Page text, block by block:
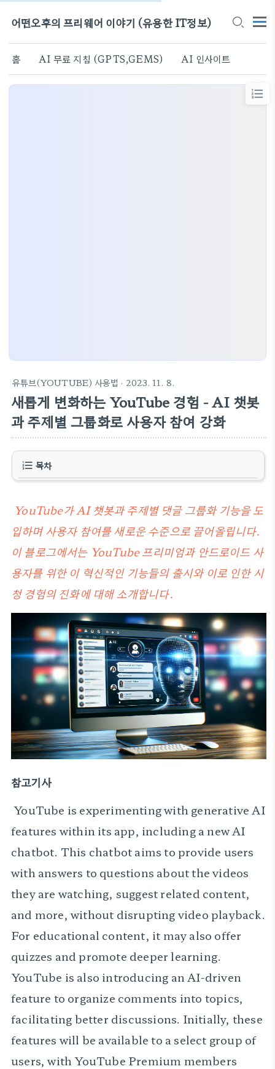
어떤오후의 프리웨어 이야기 (유용한 IT정보)
홈 AI 무료 지침 (GPTS,GEMS) AI 인사이트
유튜브(YOUTUBE) 사용법 · 2023. 11. 8.
새롭게 변화하는 YouTube 경험 - AI 챗봇
과 주제별 그룹화로 사용자 참여 강화
목차
YouTube가 AI 챗봇과 주제별 댓글 그룹화 기능을 도
입하며 사용자 참여를 새로운 수준으로 끌어올립니다.
이 블로그에서는 YouTube 프리미엄과 안드로이드 사
용자를 위한 이 혁신적인 기능들의 출시와 이로 인한 시
청 경험의 진화에 대해 소개합니다.
참고기사
YouTube is experimenting with generative AI
features within its app, including a new AI
chatbot. This chatbot aims to provide users
with answers to questions about the videos
they are watching, suggest related content,
and more, without disrupting video playback.
For educational content, it may also offer
quizzes and promote deeper learning.
YouTube is also introducing an AI-driven
feature to organize comments into topics,
facilitating better discussions. Initially, these
features will be available to a select group of
users, with YouTube Premium members